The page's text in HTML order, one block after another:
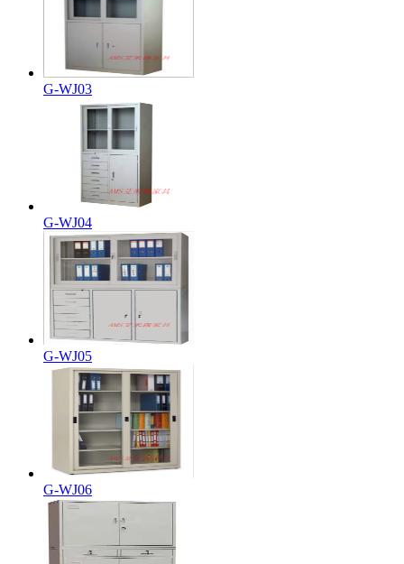
G-WJ03
G-WJ04
G-WJ05
G-WJ06